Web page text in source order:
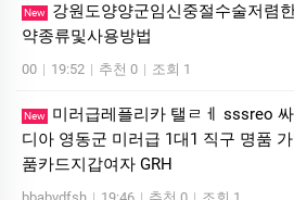
New
강원도양양군임신중절수술저렴
약종류및사용방법
00 | 19:52 | 추천 0 | 조회 1
New
미러급레플리카 탤ㄹㅔ sssreo
디아 영동군 미러급 1대1 직구 명품
품카드지갑여자 GRH